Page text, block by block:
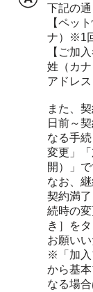
下記の通
【ペッ
ナ）※1
【ご加
姓（カ
アドレス
また、
日前～
なる手
変更」
開）」で
なお、
契約満
続時の
き］を
お願いい
※「加入
から基
なる場